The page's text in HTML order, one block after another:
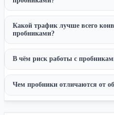
Какой трафик лучше всего
пробниками?
В чём риск работы с
Чем пробники отличаются от